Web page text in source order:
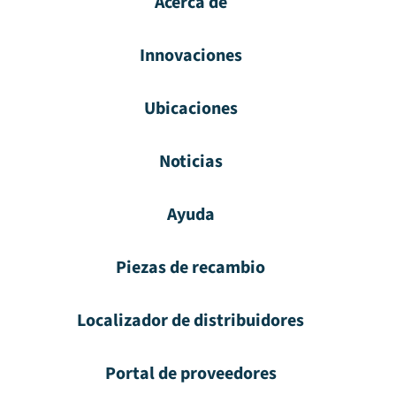
Innovaciones
Ubicaciones
Noticias
Ayuda
Piezas de recambio
Localizador de distribuidores
Portal de proveedores